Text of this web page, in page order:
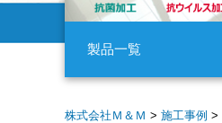
製品一覧
株式会社Ｍ＆Ｍ > 施工事例 >